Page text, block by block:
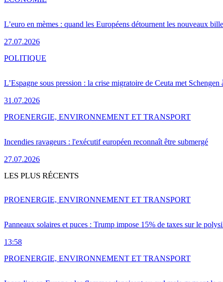
L’euro en mèmes : quand les Européens détournent les nouveaux
27.07.2026
L’Espagne sous pression : la crise migratoire de Ceuta met Schengen
31.07.2026
POLITIQUE
Incendies ravageurs : l'exécutif européen reconnaît être submergé
27.07.2026
PROENERGIE, ENVIRONNEMENT ET TRANSPORT
LES PLUS RÉCENTS
Panneaux solaires et puces : Trump impose 15% de taxes sur le
13:58
PROENERGIE, ENVIRONNEMENT ET TRANSPORT
PROENERGIE, ENVIRONNEMENT ET TRANSPORT